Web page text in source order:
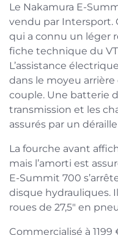
Le Nakamura E-
vendu par Intersport.
qui a connu un léger
fiche technique du
L’assistance
dans le moyeu
couple. Une batterie
transmission et les
assurés par un
La fourche avant
mais l’amorti est
E-Summit 700
disque hydrauliques.
roues de 27,5″ en
Commercialisé à